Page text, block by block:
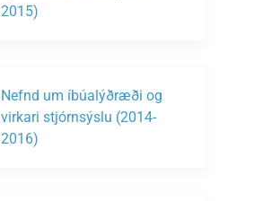
2015)
Nefnd um íbúalýðræði og
virkari stjórnsýslu (2014-
2016)